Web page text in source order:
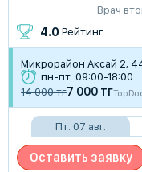
Врач
4.0 Рейтинг
Микрорайон Аксай 2,
пн-пт: 09:00-18:00
14 000 тг7 000 тг
Пт. 07 авг.
Оставить заявку